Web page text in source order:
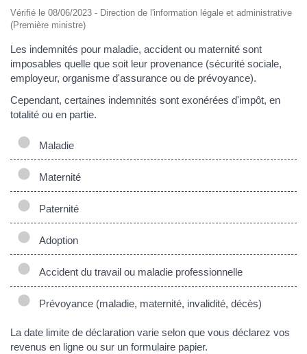
Vérifié le 08/06/2023 - Direction de l'information légale et administrative
(Première ministre)
Les indemnités pour maladie, accident ou maternité sont
imposables quelle que soit leur provenance (sécurité sociale,
employeur, organisme d'assurance ou de prévoyance).
Cependant, certaines indemnités sont exonérées d'impôt, en
totalité ou en partie.
Maladie
Maternité
Paternité
Adoption
Accident du travail ou maladie professionnelle
Prévoyance (maladie, maternité, invalidité, décès)
La date limite de déclaration varie selon que vous déclarez vos
revenus en ligne ou sur un formulaire papier.